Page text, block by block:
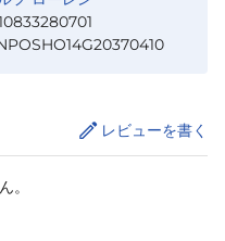
レビューを書く
。